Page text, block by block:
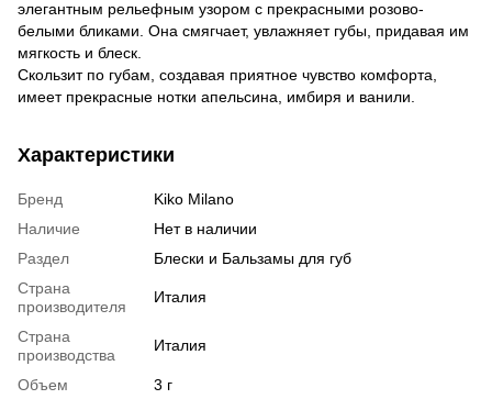
элегантным рельефным узором с прекрасными розово-
белыми бликами. Она смягчает, увлажняет губы, придавая им
мягкость и блеск.
Скользит по губам, создавая приятное чувство комфорта,
имеет прекрасные нотки апельсина, имбиря и ванили.
Характеристики
Бренд
Kiko Milano
Наличие
Нет в наличии
Раздел
Блески и Бальзамы для губ
Страна
производителя
Италия
Страна
производства
Италия
Объем
3 г